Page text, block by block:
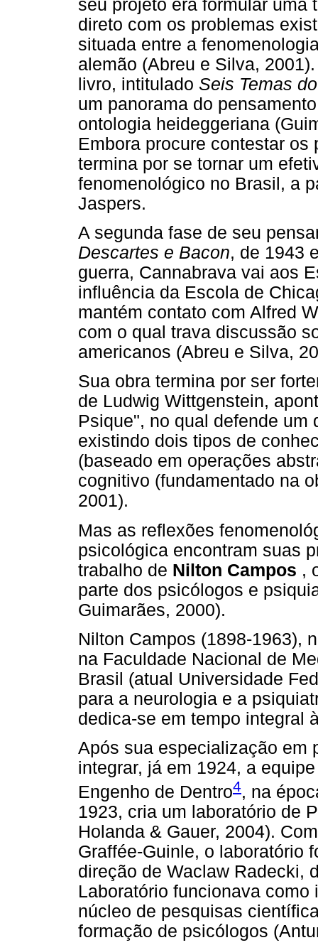
seu projeto era formular uma
direto com os problemas
situada entre a
alemão (Abreu e Silva,
livro, intitulado Seis Temas
um panorama do
ontologia heideggeriana
Embora procure contestar
termina por se tornar um
fenomenológico no Brasil, a
Jaspers.
A segunda fase de seu
Descartes e Bacon, de 1943
guerra, Cannabrava vai aos
influência da Escola de
mantém contato com Alfred
com o qual trava discussão
americanos (Abreu e Silva,
Sua obra termina por ser
de Ludwig Wittgenstein,
Psique", no qual defende
existindo dois tipos de
(baseado em operações
cognitivo (fundamentado na
2001).
Mas as reflexões
psicológica encontram suas
trabalho de Nilton Campos ,
parte dos psicólogos e
Guimarães, 2000).
Nilton Campos (1898-1963),
na Faculdade Nacional de
Brasil (atual Universidade
para a neurologia e a
dedica-se em tempo integral
Após sua especialização em
integrar, já em 1924, a
Engenho de Dentro4, na
1923, cria um laboratório de
Holanda & Gauer, 2004).
Graffée-Guinle, o laboratório
direção de Waclaw Radecki,
Laboratório funcionava
núcleo de pesquisas
formação de psicólogos